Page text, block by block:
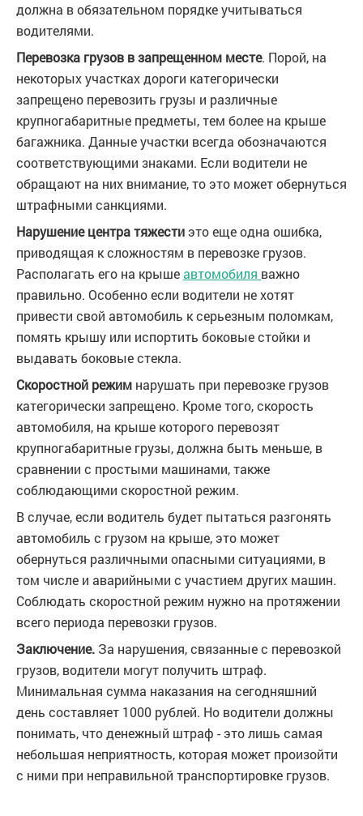
должна в обязательном порядке учитываться
водителями.
Перевозка грузов в запрещенном месте. Порой, на
некоторых участках дороги категорически
запрещено перевозить грузы и различные
крупногабаритные предметы, тем более на крыше
багажника. Данные участки всегда обозначаются
соответствующими знаками. Если водители не
обращают на них внимание, то это может обернуться
штрафными санкциями.
Нарушение центра тяжести это еще одна ошибка,
приводящая к сложностям в перевозке грузов.
Располагать его на крышеавтомобиля важно
правильно. Особенно если водители не хотят
привести свой автомобиль к серьезным поломкам,
помять крышу или испортить боковые стойки и
выдавать боковые стекла.
Скоростной режим нарушать при перевозке грузов
категорически запрещено. Кроме того, скорость
автомобиля, на крыше которого перевозят
крупногабаритные грузы, должна быть меньше, в
сравнении с простыми машинами, также
соблюдающими скоростной режим.
В случае, если водитель будет пытаться разгонять
автомобиль с грузом на крыше, это может
обернуться различными опасными ситуациями, в
том числе и аварийными с участием других машин.
Соблюдать скоростной режим нужно на протяжении
всего периода перевозки грузов.
Заключение. За нарушения, связанные с перевозкой
грузов, водители могут получить штраф.
Минимальная сумма наказания на сегодняшний
день составляет 1000 рублей. Но водители должны
понимать, что денежный штраф - это лишь самая
небольшая неприятность, которая может произойти
с ними при неправильной транспортировке грузов.